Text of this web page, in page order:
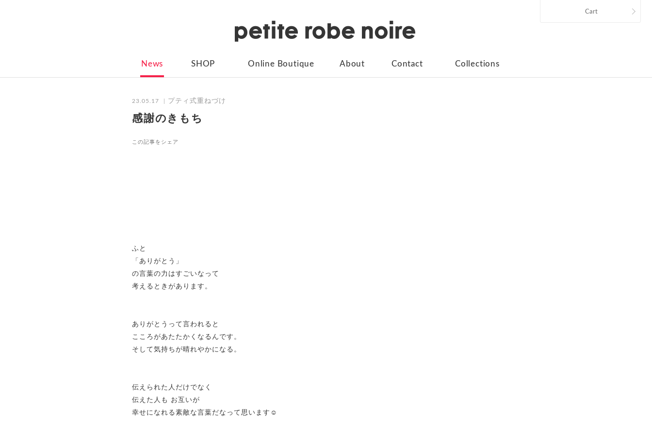
News SHOP Online Boutique About Contact Collections
Cart
23.05.17 プティ式重ねづけ
感謝のきもち
この記事をシェア
ふと
「ありがとう」
の言葉の力はすごいなって
考えるときがあります。
ありがとうって言われると
こころがあたたかくなるんです。
そして気持ちが晴れやかになる。
伝えられた人だけでなく
伝えた人も お互いが
幸せになれる素敵な言葉だなって思います☺